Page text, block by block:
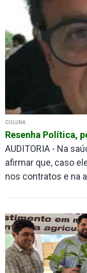
COLUNA
Resenha Política,
AUDITORIA - Na
afirmar que, caso
nos contratos e na